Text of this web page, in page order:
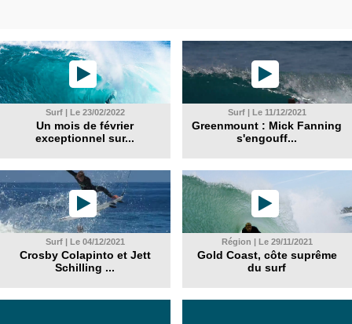
Surf | Le 23/02/2022
Un mois de février
exceptionnel sur...
Surf | Le 11/12/2021
Greenmount : Mick Fanning
s'engouff...
Surf | Le 04/12/2021
Crosby Colapinto et Jett
Schilling ...
Région | Le 29/11/2021
Gold Coast, côte suprême
du surf